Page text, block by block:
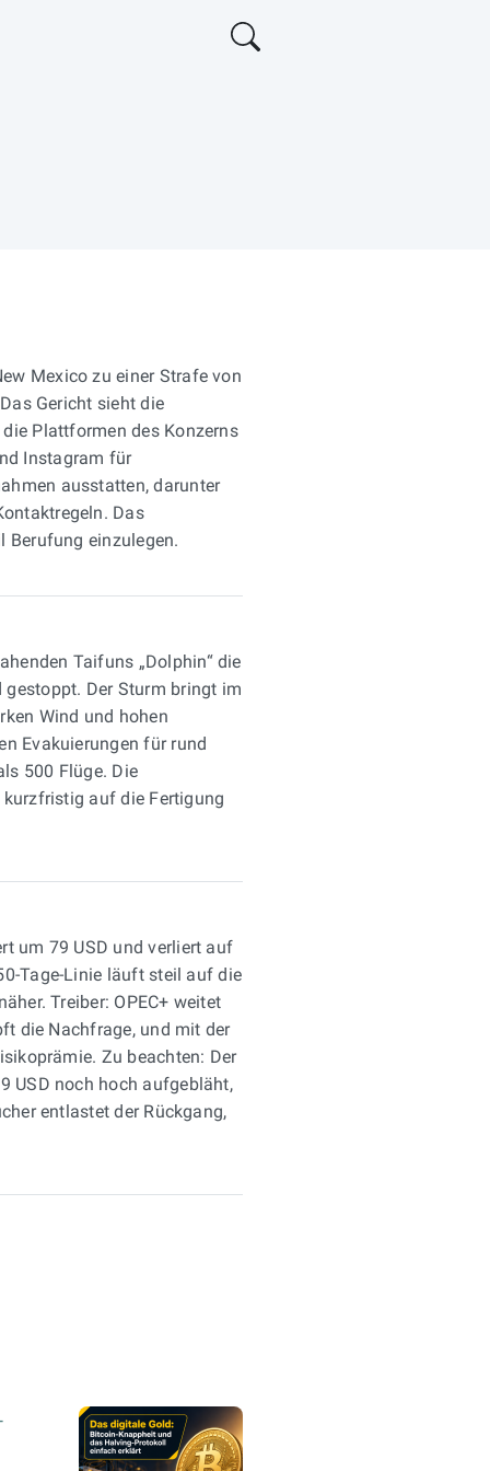
Mexico zu einer Strafe von
Gericht sieht die
Plattformen des Konzerns
Instagram für
ausstatten, darunter
Das
Berufung einzulegen.
Taifuns „Dolphin“ die
gestoppt. Der Sturm bringt im
Wind und hohen
Evakuierungen für rund
500 Flüge. Die
auf die Fertigung
um 79 USD und verliert auf
Tage-Linie läuft steil auf die
Treiber: OPEC+ weitet
die Nachfrage, und mit der
Zu beachten: Der
USD noch hoch aufgebläht,
entlastet der Rückgang,